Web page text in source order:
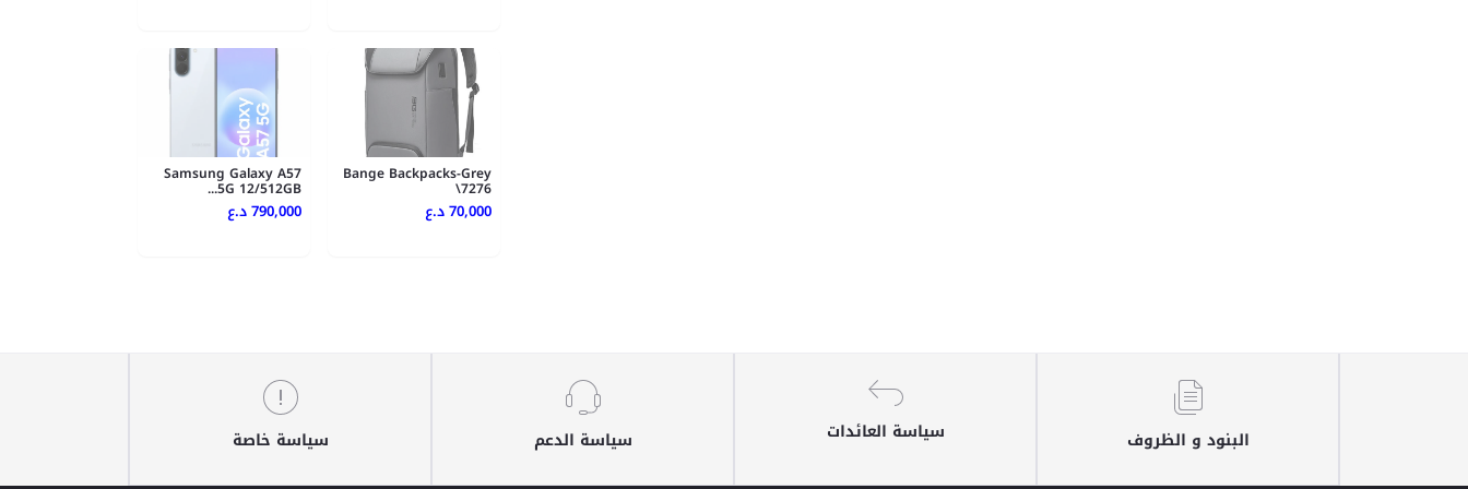
Bange Backpacks-Grey
\7276
70,000 د.ع
Samsung Galaxy A57
5G 12/512GB...
790,000 د.ع
البنود و الظروف سياسة العائدات سياسة الدعم سياسة خاصة